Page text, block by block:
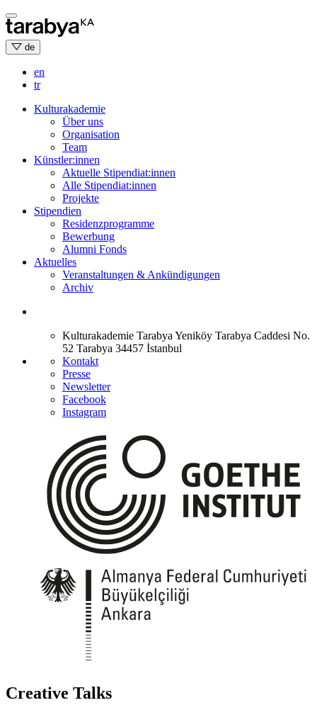
Skip
to
content
de
en
tr
Kulturakademie
Über uns
Organisation
Team
Künstler:innen
Aktuelle Stipendiat:innen
Alle Stipendiat:innen
Projekte
Stipendien
Residenzprogramme
Bewerbung
Alumni Fonds
Aktuelles
Veranstaltungen & Ankündigungen
Archiv
Kulturakademie Tarabya Yeniköy Tarabya Caddesi No.
52 Tarabya 34457 İstanbul
Kontakt
Presse
Newsletter
Facebook
Instagram
Creative Talks